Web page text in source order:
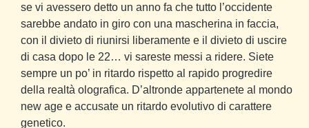
se vi avessero detto un anno fa che tutto l’occidente
sarebbe andato in giro con una mascherina in faccia,
con il divieto di riunirsi liberamente e il divieto di uscire
di casa dopo le 22… vi sareste messi a ridere. Siete
sempre un po’ in ritardo rispetto al rapido progredire
della realtà olografica. D’altronde appartenete al mondo
new age e accusate un ritardo evolutivo di carattere
genetico.